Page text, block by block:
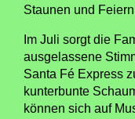
Staunen und
Im Juli sorgt die
ausgelassene
Santa Fé Express
kunterbunte
können sich auf